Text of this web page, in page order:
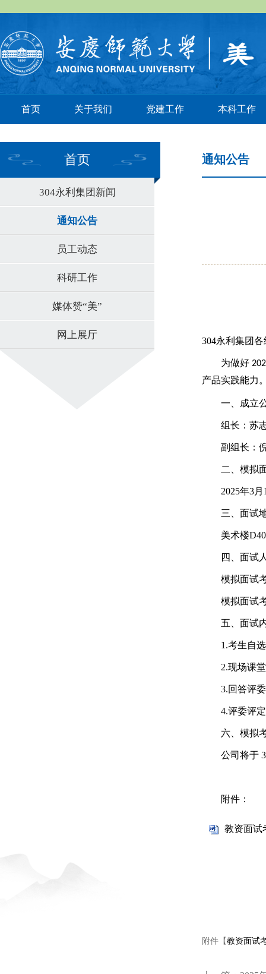
首页 关于我们 党建工作 本科工作
首页
304永利集团新闻
通知公告
员工动态
科研工作
媒体赞“美”
网上展厅
通知公告
304永利集团
为做好
产品实践能力
一、成立
组长：苏
副组长：
二、模拟
2025年3
三、面试
美术楼
四、面试
模拟面试
模拟面试
五、面试
1.考生自
2.现场课
3.回答评
4.评委评
六、模拟
公司将于
附件：
教资面试
附件【教资面试